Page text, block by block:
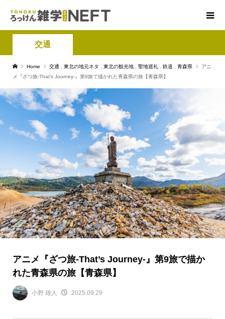
交通
Home 交通 東北の地元ネタ 東北の観光地 聖地巡礼 鉄道 青森県
アニ
メ『ざつ旅-That’s Journey-』第9旅で描かれた青森県の旅【青森県】
アニメ『ざつ旅-That’s Journey-』第9旅で描か
れた青森県の旅【青森県】
小野 雄人 2025.09.29